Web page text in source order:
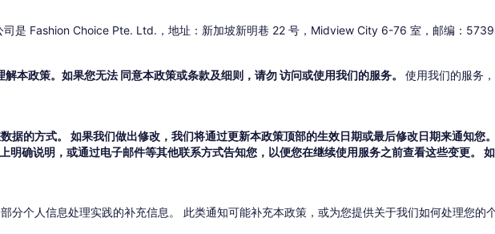
是 Fashion Choice Pte. Ltd.，地址：新加坡新明巷 22 号，Midview City 6-76 室，邮编：
本政策。如果您无法 同意本政策或条款及细则，请勿 访问或使用我们的服务。 使用我们的服务
据的方式。 如果我们做出修改，我们将通过更新本政策顶部的生效日期或最后修改日期来通知您
明确说明，或通过电子邮件等其他联系方式告知您，以便您在继续使用服务之前查看这些变更。
分个人信息处理实践的补充信息。 此类通知可能补充本政策，或为您提供关于我们如何处理您的